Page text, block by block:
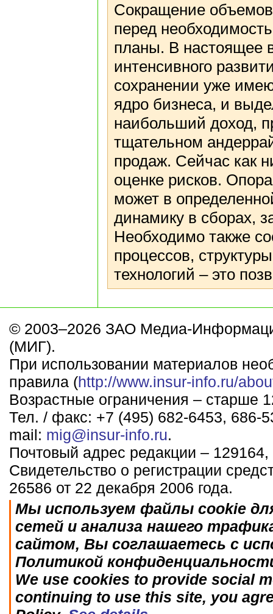
Сокращение объемов
перед
планы. В настоящее
интенсивного
сохранении уже
ядро бизнеса, и
наибольший доход,
тщательном
продаж. Сейчас как
оценке рисков.
может в
динамику в сборах,
Необходимо также
процессов,
технологий – это
© 2003–2026 ЗАО Медиа-
(МИГ).
При использовании материалов
правила (http://www.insur-info.ru/
Возрастные ограничения – старше
Тел. / факс: +7 (495) 682-6453, 686-
mail: mig@insur-info.ru.
Почтовый адрес редакции –
Свидетельство о регистрации
26586 от 22 декабря 2006 года.
Мы используем файлы cookie
сетей и анализа нашего
сайтом, Вы соглашаетесь с
Политикой
We use cookies to provide social
continuing to use this site, you